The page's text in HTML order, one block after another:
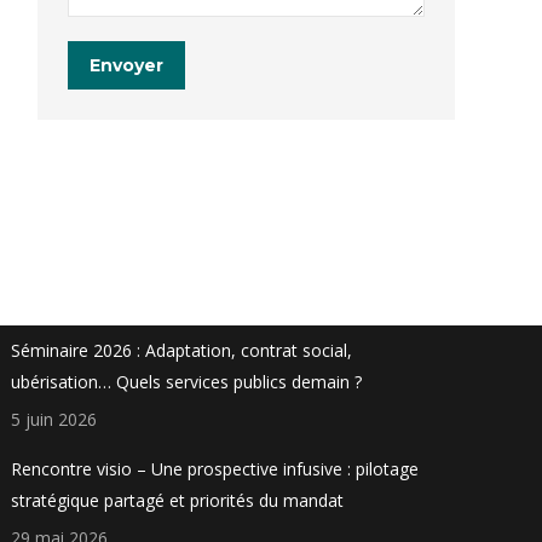
Envoyer
Séminaire 2026 : Adaptation, contrat social,
ubérisation… Quels services publics demain ?
5 juin 2026
Rencontre visio – Une prospective infusive : pilotage
stratégique partagé et priorités du mandat